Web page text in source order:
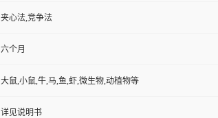
夹心法,竞争法
六个月
大鼠,小鼠,牛,马,鱼,虾,微生物,动植物等
详见说明书